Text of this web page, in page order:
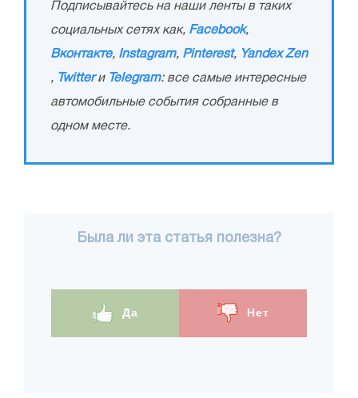
Подписывайтесь на наши ленты в таких
социальных сетях как, Facebook,
Вконтакте, Instagram, Pinterest, Yandex Zen
, Twitterи Telegram: все самые интересные
автомобильные события собранные в
одном месте.
Была ли эта статья полезна?
Да Нет